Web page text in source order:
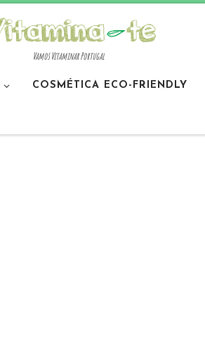
Vamos Vitaminar Portugal
COSMÉTICA ECO-FRIENDLY